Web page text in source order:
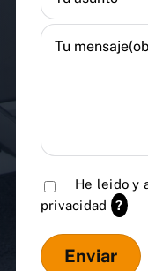
He leido y
privacidad
?